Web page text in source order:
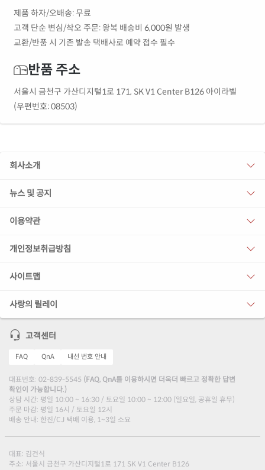
제품 하자/오배송: 무료
고객 단순 변심/착오 주문: 왕복 배송비 6,000원 발생
교환/반품 시 기존 발송 택배사로 예약 접수 필수
반품 주소
서울시 금천구 가산디지털1로 171, SK V1 Center B126 아이라벨
(우편번호: 08503)
회사소개
뉴스 및 공지
이용약관
개인정보취급방침
사이트맵
사랑의 릴레이
고객센터
FAQ QnA 내선 번호 안내
대표번호: 02-839-5545 (FAQ, QnA를 이용하시면 더욱더 빠르고 정확한 답변
확인이 가능합니다.)
상담 시간: 평일 10:00 ~ 16:30 / 토요일 10:00 ~ 12:00 (일요일, 공휴일 휴무)
주문 마감: 평일 16시 / 토요일 12시
배송 안내: 한진/CJ 택배 이용, 1~3일 소요
대표: 김건식
주소: 서울시 금천구 가산디지털1로 171 SK V1 Center B126